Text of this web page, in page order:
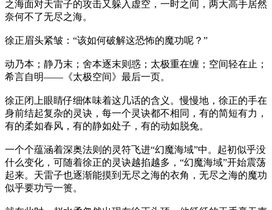
之海面对天雷子的攻击又躲入虚空，一时之间，两大高手居然
奈何不了无尽之海。
徐正眉头紧皱：“该如何破解这恐怖的魔功呢？”
动乃本；静乃末；舍本逐末则惑；太极重在缠；空间轻在止；
希言自明——《太极空间》最后一页。
徐正闭上眼睛仔细体味着这几话的含义。慢慢地，徐正的手在
身前结起复杂的灵诀，每一个灵诀都不相同，有的简短有力，
有的柔如春风，有的静如处子，有的动如脱兔。
一个个蕴涵着深奥法则的灵符飞进“幻魔海域”中。起初似乎没
什么变化，可随着徐正的灵诀越掐越多，“幻魔海域”开始震荡
起来。天雷子也逐渐能摸到无尽之海的衣角，无尽之海的魔功
似乎要功亏一篑。